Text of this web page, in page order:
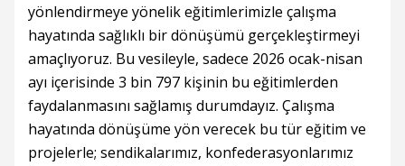
yönlendirmeye yönelik eğitimlerimizle çalışma
hayatında sağlıklı bir dönüşümü gerçekleştirmeyi
amaçlıyoruz. Bu vesileyle, sadece 2026 ocak-nisan
ayı içerisinde 3 bin 797 kişinin bu eğitimlerden
faydalanmasını sağlamış durumdayız. Çalışma
hayatında dönüşüme yön verecek bu tür eğitim ve
projelerle; sendikalarımız, konfederasyonlarımız